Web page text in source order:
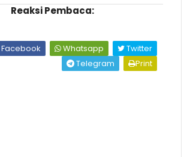
Reaksi Pembaca:
Facebook Whatsapp
Twitter
Telegram
Print